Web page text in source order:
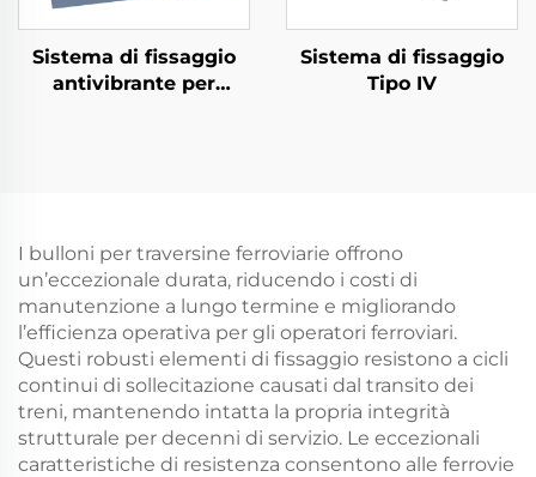
Sistema di fissaggio
antivibrante per
Sistema di fissaggio
Tipo IV
I bulloni per traversine ferroviarie offrono
un’eccezionale durata, riducendo i costi di
manutenzione a lungo termine e migliorando
l’efficienza operativa per gli operatori ferroviari.
Questi robusti elementi di fissaggio resistono a cicli
continui di sollecitazione causati dal transito dei
treni, mantenendo intatta la propria integrità
strutturale per decenni di servizio. Le eccezionali
caratteristiche di resistenza consentono alle ferrovie